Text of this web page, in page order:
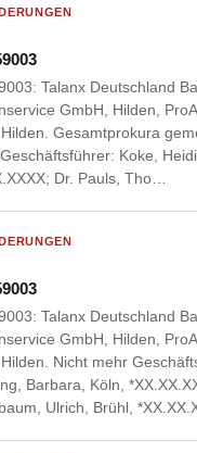
Talanx Deutschland
GmbH, Hilden,
Gesamtprokura
Koke,
Dr. Pauls, Tho…
Talanx Deutschland
GmbH, Hilden,
Nicht mehr
Barbara, Köln,
Ulrich, Brühl,